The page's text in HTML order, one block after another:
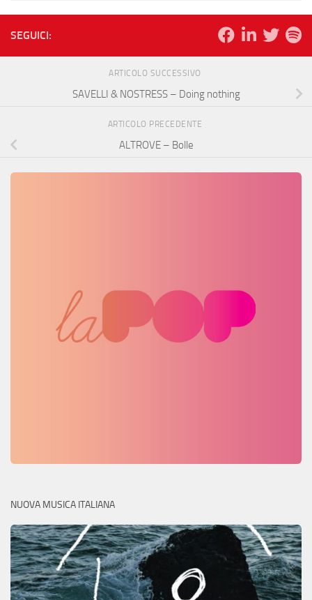
SEGUICI:
ARTICOLO SUCCESSIVO
SAVELLI & NOSTRESS – Doing nothing
ARTICOLO PRECEDENTE
ALTROVE – Bolle
NUOVA MUSICA ITALIANA